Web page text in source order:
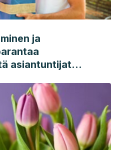
ja
asiantuntijat